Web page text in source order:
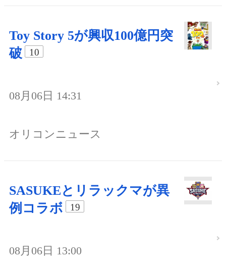
Toy Story 5が興収100億円突
破
10
08月06日 14:31
オリコンニュース
SASUKEとリラックマが異
例コラボ
19
08月06日 13:00